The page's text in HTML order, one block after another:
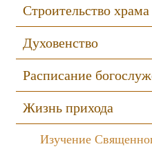
Строительство храма
Духовенство
Расписание
Жизнь прихода
Изучение